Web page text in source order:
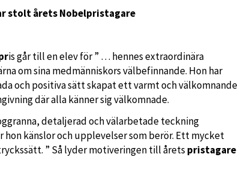
stolt årets Nobelpristagare
is går till en elev för ” … hennes extraordinära
om sina medmänniskors välbefinnande. Hon har
och positiva sätt skapat ett varmt och välkomnande
där alla känner sig välkomnade.
detaljerad och välarbetade teckning
hon känslor och upplevelser som berör. Ett mycket
” Så lyder motiveringen till årets pristagare